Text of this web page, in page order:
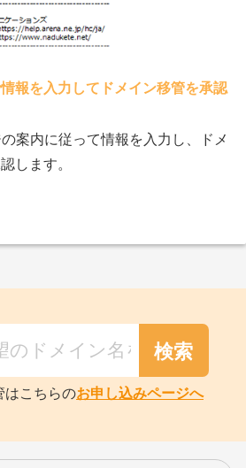
報を入力してドメイン移管を承認
案内に従って情報を入力し、ドメ
します。
こちらのお申し込みページへ